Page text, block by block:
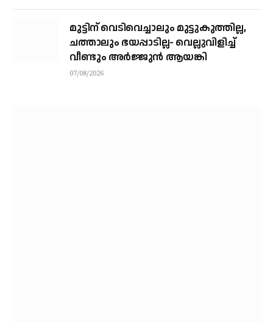
മുട്ടിന് വെടിവെച്ചാലും മുട്ടുകുത്തില്ല,
ചത്താലും ഭയപ്പാടില്ല- വെല്ലുവിളിച്ച്
വീണ്ടും അർജ്ജുൻ ആയങ്കി
07/08/2026